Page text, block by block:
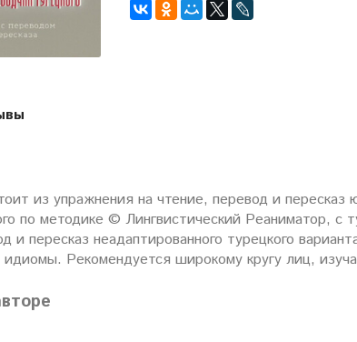
из упражнения на чтение, перевод и пересказ
по методике © Лингвистический Реаниматор, с
и пересказ неадаптированного турецкого
идиомы. Рекомендуется широкому кругу лиц,